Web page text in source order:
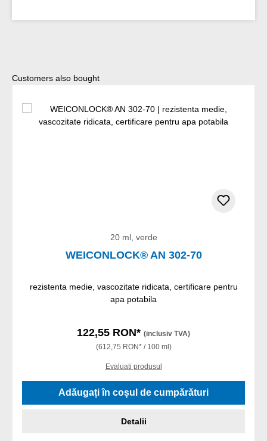
Sari peste galeria de produse
Customers also bought
20 ml, verde
WEICONLOCK® AN 302-70
rezistenta medie, vascozitate ridicata, certificare pentru
apa potabila
122,55 RON* (inclusiv TVA)
(612,75 RON* / 100 ml)
Evaluati produsul
Adăugați în coșul de cumpărături
Detalii